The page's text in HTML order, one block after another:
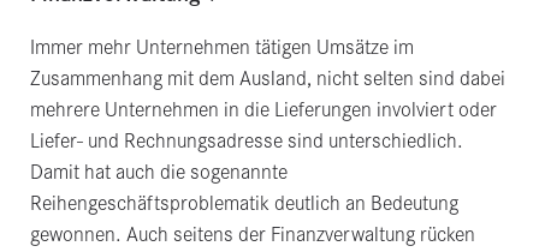
Immer mehr Unternehmen tätigen Umsätze im
Zusammenhang mit dem Ausland, nicht selten sind dabei
mehrere Unternehmen in die Lieferungen involviert oder
Liefer- und Rechnungsadresse sind unterschiedlich.
Damit hat auch die sogenannte
Reihengeschäftsproblematik deutlich an Bedeutung
gewonnen. Auch seitens der Finanzverwaltung rücken